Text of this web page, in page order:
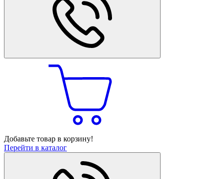
Добавьте товар в корзину!
Перейти в каталог